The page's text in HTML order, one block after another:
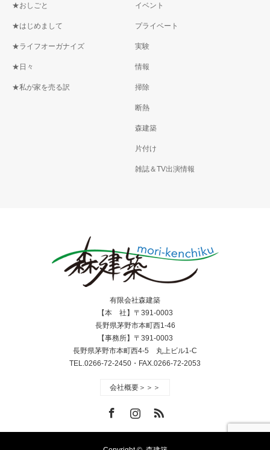
★おしごと
★はじめまして
★ライフオーガナイズ
★日々
★私が家を売る訳
イベント
プライベート
実験
情報
掃除
断熱
森建築
片付け
雑誌＆TV出演情報
有限会社森建築
【本 社】〒391-0003
長野県茅野市本町西1-46
【事務所】〒391-0003
長野県茅野市本町西4-5 丸上ビル1-C
TEL.0266-72-2450・FAX.0266-72-2053
会社概要＞＞＞